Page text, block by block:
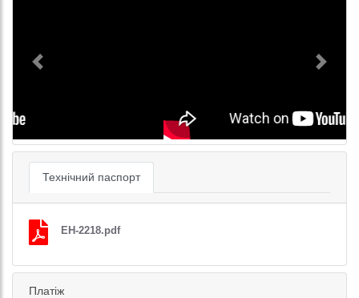
Previous Next
Технічний паспорт
EH-2218.pdf
Платіж